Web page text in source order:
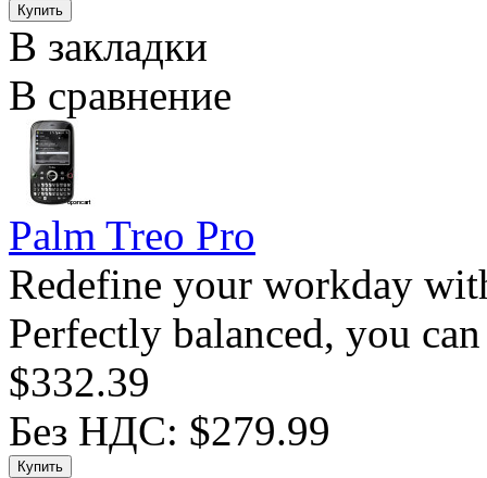
В закладки
В сравнение
Palm Treo Pro
Redefine your workday
Perfectly balanced, you
$332.39
Без НДС: $279.99